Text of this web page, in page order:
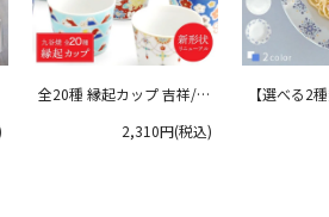
全20種 縁起カップ 吉祥/青
2,310円(税込)
【選べる2